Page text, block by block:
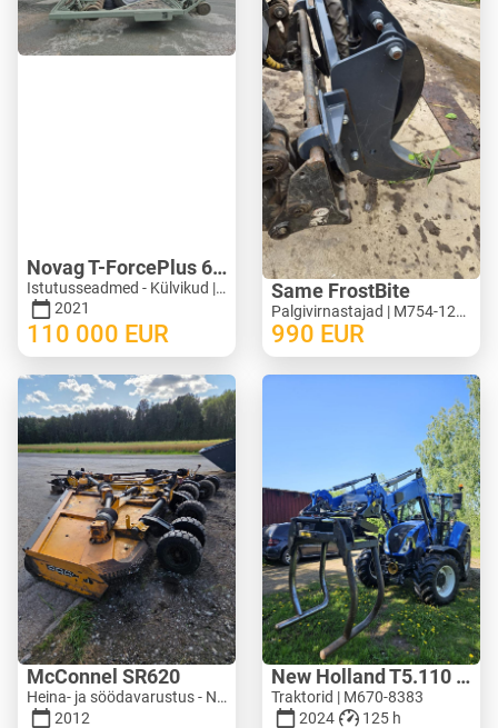
Novag T-ForcePlus 650
Istutusseadmed - Külvikud | M246-9751
2021
110 000 EUR
Same FrostBite
Palgivirnastajad | M754-1269
990 EUR
McConnel SR620
Heina- ja söödavarustus - Niidukid | M620-1071
2012
New Holland T5.110 ElectroCommand
Traktorid | M670-8383
2024
125 h